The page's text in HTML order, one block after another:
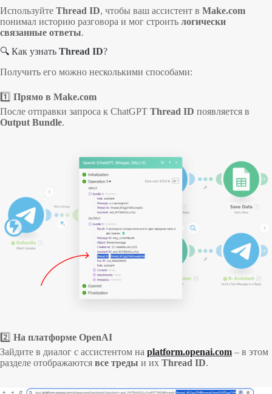
Используйте Thread ID, чтобы ваш ассистент в Make.com
понимал историю разговора и мог строить логически
связанные ответы.
🔍 Как узнать Thread ID?
Получить его можно несколькими способами:
1️⃣ Прямо в Make.com
После отправки запроса к ChatGPT Thread ID появляется в
Output Bundle.
2️⃣ На платформе OpenAI
Зайдите в диалог с ассистентом на platform.openai.com – в этом
разделе отображаются все треды и их Thread ID.